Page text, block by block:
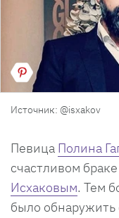
Источник: @isxakov
Певица Полина
счастливом
Исхаковым. Тем
было обнаружить